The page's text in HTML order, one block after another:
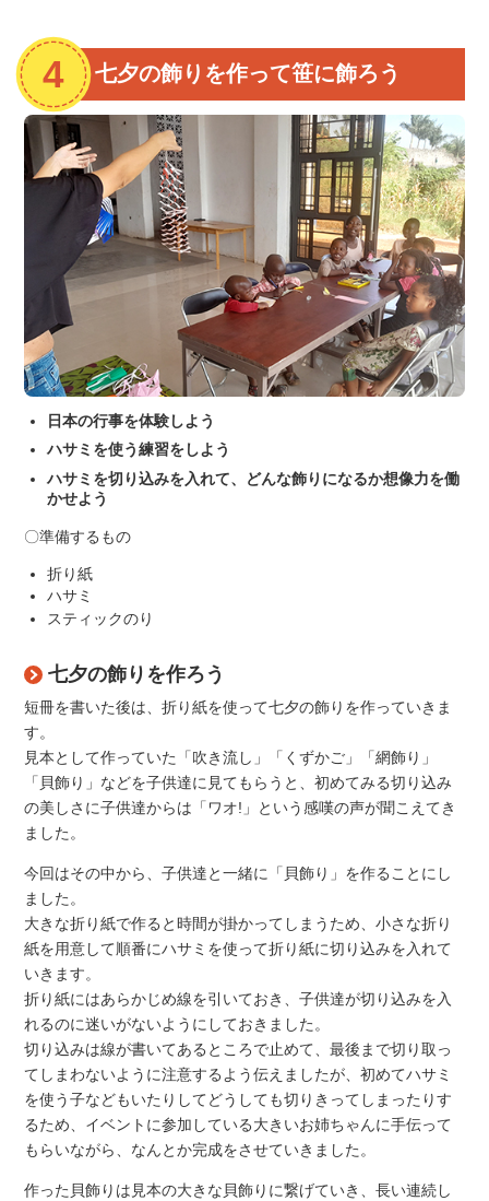
七夕の飾りを作って笹に飾ろう
日本の行事を体験しよう
ハサミを使う練習をしよう
ハサミを切り込みを入れて、どんな飾りになるか想像力を働
かせよう
〇準備するもの
折り紙
ハサミ
スティックのり
七夕の飾りを作ろう
短冊を書いた後は、折り紙を使って七夕の飾りを作っていきま
す。
見本として作っていた「吹き流し」「くずかご」「網飾り」
「貝飾り」などを子供達に見てもらうと、初めてみる切り込み
の美しさに子供達からは「ワオ!」という感嘆の声が聞こえてき
ました。
今回はその中から、子供達と一緒に「貝飾り」を作ることにし
ました。
大きな折り紙で作ると時間が掛かってしまうため、小さな折り
紙を用意して順番にハサミを使って折り紙に切り込みを入れて
いきます。
折り紙にはあらかじめ線を引いておき、子供達が切り込みを入
れるのに迷いがないようにしておきました。
切り込みは線が書いてあるところで止めて、最後まで切り取っ
てしまわないように注意するよう伝えましたが、初めてハサミ
を使う子などもいたりしてどうしても切りきってしまったりす
るため、イベントに参加している大きいお姉ちゃんに手伝って
もらいながら、なんとか完成をさせていきました。
作った貝飾りは見本の大きな貝飾りに繋げていき、長い連続し